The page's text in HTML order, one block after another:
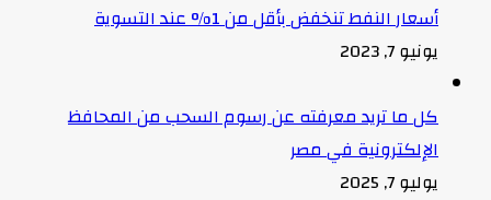
أسعار النفط تنخفض بأقل من 1% عند التسوية
يونيو 7, 2023
كل ما تريد معرفته عن رسوم السحب من المحافظ
الإلكترونية في مصر
يوليو 7, 2025